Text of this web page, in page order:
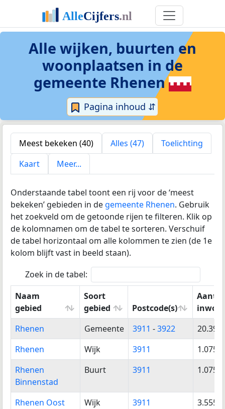
Alle wijken, buurten en
woonplaatsen in de
gemeente Rhenen
Pagina inhoud ⇵
Meest bekeken (40) Alles (47)
Toelichting
Kaart
Meer...
Onderstaande tabel toont een rij voor de ‘meest
bekeken’ gebieden in de gemeente Rhenen. Gebruik
het zoekveld om de getoonde rijen te filteren. Klik op
de kolomnamen om de tabel te sorteren. Verschuif
de tabel horizontaal om alle kolommen te zien (de 1e
kolom blijft vast in beeld staan).
Zoek in de tabel:
Naam
gebied
Soort
gebied
Postcode(s)
Aantal
Naam
gebied
Soort
gebied
Postcode(s)
Aantal
Rhenen Gemeente 3911 -3922
20.392
Rhenen
Wijk 3911
1.075
Rhenen
Binnenstad
Buurt 3911 1.075
Rhenen Oost Wijk 3911
3.555